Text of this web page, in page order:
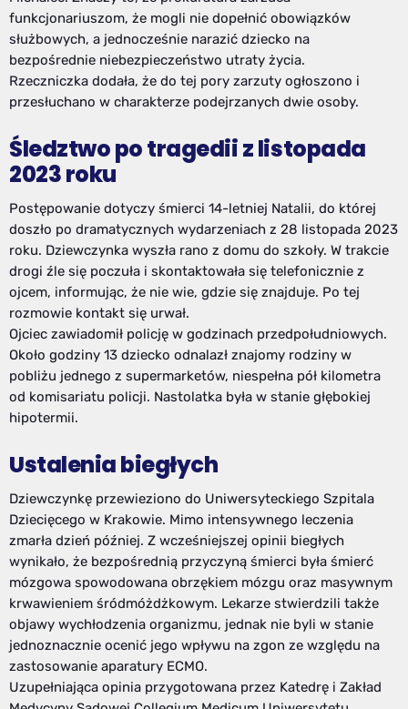
funkcjonariuszom, że mogli nie dopełnić obowiązków
służbowych, a jednocześnie narazić dziecko na
bezpośrednie niebezpieczeństwo utraty życia.
Rzeczniczka dodała, że do tej pory zarzuty ogłoszono i
przesłuchano w charakterze podejrzanych dwie osoby.
Śledztwo po tragedii z listopada
2023 roku
Postępowanie dotyczy śmierci 14-letniej Natalii, do której
doszło po dramatycznych wydarzeniach z 28 listopada 2023
roku. Dziewczynka wyszła rano z domu do szkoły. W trakcie
drogi źle się poczuła i skontaktowała się telefonicznie z
ojcem, informując, że nie wie, gdzie się znajduje. Po tej
rozmowie kontakt się urwał.
Ojciec zawiadomił policję w godzinach przedpołudniowych.
Około godziny 13 dziecko odnalazł znajomy rodziny w
pobliżu jednego z supermarketów, niespełna pół kilometra
od komisariatu policji. Nastolatka była w stanie głębokiej
hipotermii.
Ustalenia biegłych
Dziewczynkę przewieziono do Uniwersyteckiego Szpitala
Dziecięcego w Krakowie. Mimo intensywnego leczenia
zmarła dzień później. Z wcześniejszej opinii biegłych
wynikało, że bezpośrednią przyczyną śmierci była śmierć
mózgowa spowodowana obrzękiem mózgu oraz masywnym
krwawieniem śródmóżdżkowym. Lekarze stwierdzili także
objawy wychłodzenia organizmu, jednak nie byli w stanie
jednoznacznie ocenić jego wpływu na zgon ze względu na
zastosowanie aparatury ECMO.
Uzupełniająca opinia przygotowana przez Katedrę i Zakład